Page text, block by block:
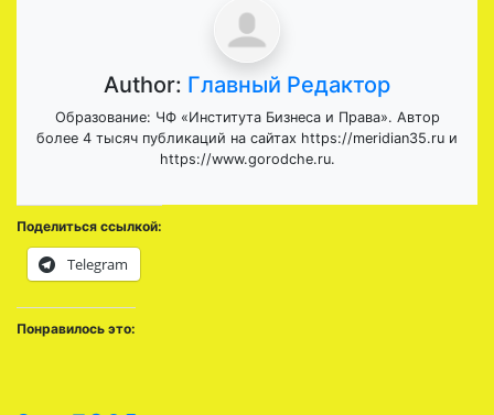
Author: Главный Редактор
Образование: ЧФ «Института Бизнеса и Права». Автор
более 4 тысяч публикаций на сайтах https://meridian35.ru и
https://www.gorodche.ru.
Поделиться ссылкой:
Telegram
Понравилось это: